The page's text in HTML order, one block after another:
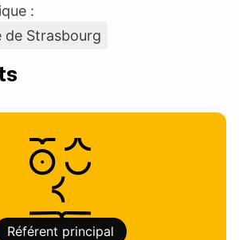
:
de Strasbourg
Référent principal